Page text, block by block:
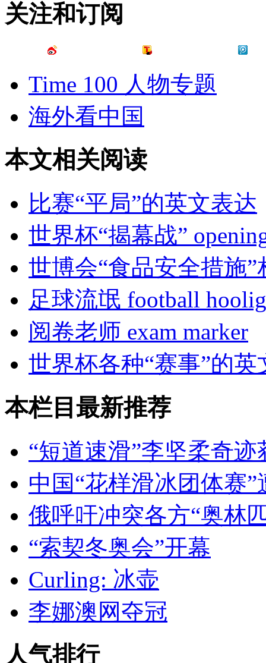
关注和订阅
Time 100 人物专题
海外看中国
本文相关阅读
比赛“平局”的英文表达
世界杯“揭幕战”
世博会“食品安全措施”
足球流氓 football
阅卷老师 exam marker
世界杯各种“赛事”的英
本栏目最新推荐
“短道速滑”李坚柔奇迹
中国“花样滑冰团体赛”
俄呼吁冲突各方“奥林
“索契冬奥会”开幕
Curling: 冰壶
李娜澳网夺冠
人气排行